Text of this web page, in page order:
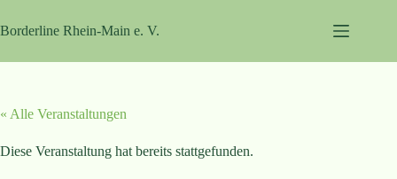
Inhalt
springen
Borderline Rhein-Main e. V.
« Alle Veranstaltungen
Diese Veranstaltung hat bereits stattgefunden.